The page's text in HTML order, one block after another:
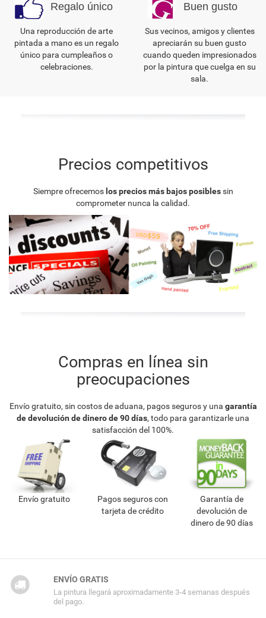
Regalo único
Una reproducción de arte
pintada a mano es un regalo
único para cumpleaños o
celebraciones.
Buen gusto
Sus vecinos, amigos y clientes
apreciarán su buen gusto
cuando queden impresionados
por la pintura que cuelga en su
sala.
Precios competitivos
Siempre ofrecemos los precios más bajos posiblessin
comprometer nunca la calidad.
Compras en línea sin
preocupaciones
Envío gratuito, sin costos de aduana, pagos seguros y una garantía
de devolución de dinero de 90 días, todo para garantizarle una
satisfacción del 100%.
Envío gratuito
Pagos seguros con
tarjeta de crédito
Garantía de
devolución de
dinero de 90 días
ENVÍO GRATIS
La pintura llegará aproximadamente 3-4 semanas después
del pago.